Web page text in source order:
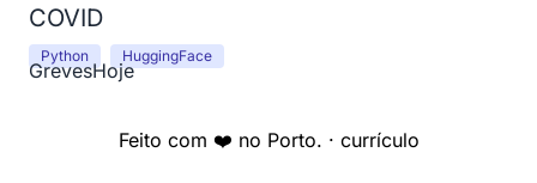
COVID
Python HuggingFace
GrevesHoje
Feito com ❤️ no Porto. · currículo